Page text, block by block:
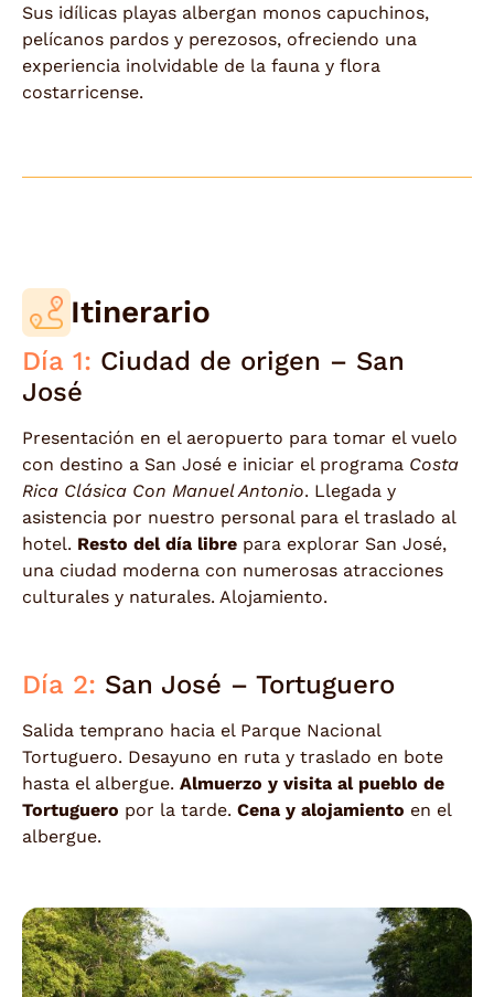
Sus idílicas playas albergan monos capuchinos,
pelícanos pardos y perezosos, ofreciendo una
experiencia inolvidable de la fauna y flora
costarricense.
Itinerario
Día 1: Ciudad de origen – San
José
Presentación en el aeropuerto para tomar el vuelo
con destino a San José e iniciar el programa Costa
Rica Clásica Con Manuel Antonio. Llegada y
asistencia por nuestro personal para el traslado al
hotel. Resto del día libre para explorar San José,
una ciudad moderna con numerosas atracciones
culturales y naturales. Alojamiento.
Día 2: San José – Tortuguero
Salida temprano hacia el Parque Nacional
Tortuguero. Desayuno en ruta y traslado en bote
hasta el albergue. Almuerzo y visita al pueblo de
Tortuguero por la tarde. Cena y alojamiento en el
albergue.